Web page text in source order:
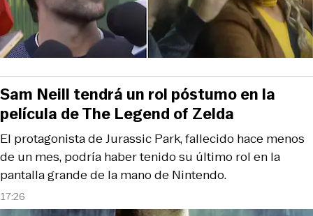
17:26
El protagonista de Jurassic Park, fallecido hace menos
de un mes, podría haber tenido su último rol en la
pantalla grande de la mano de Nintendo.
Sam Neill tendrá un rol póstumo en la
película de The Legend of Zelda